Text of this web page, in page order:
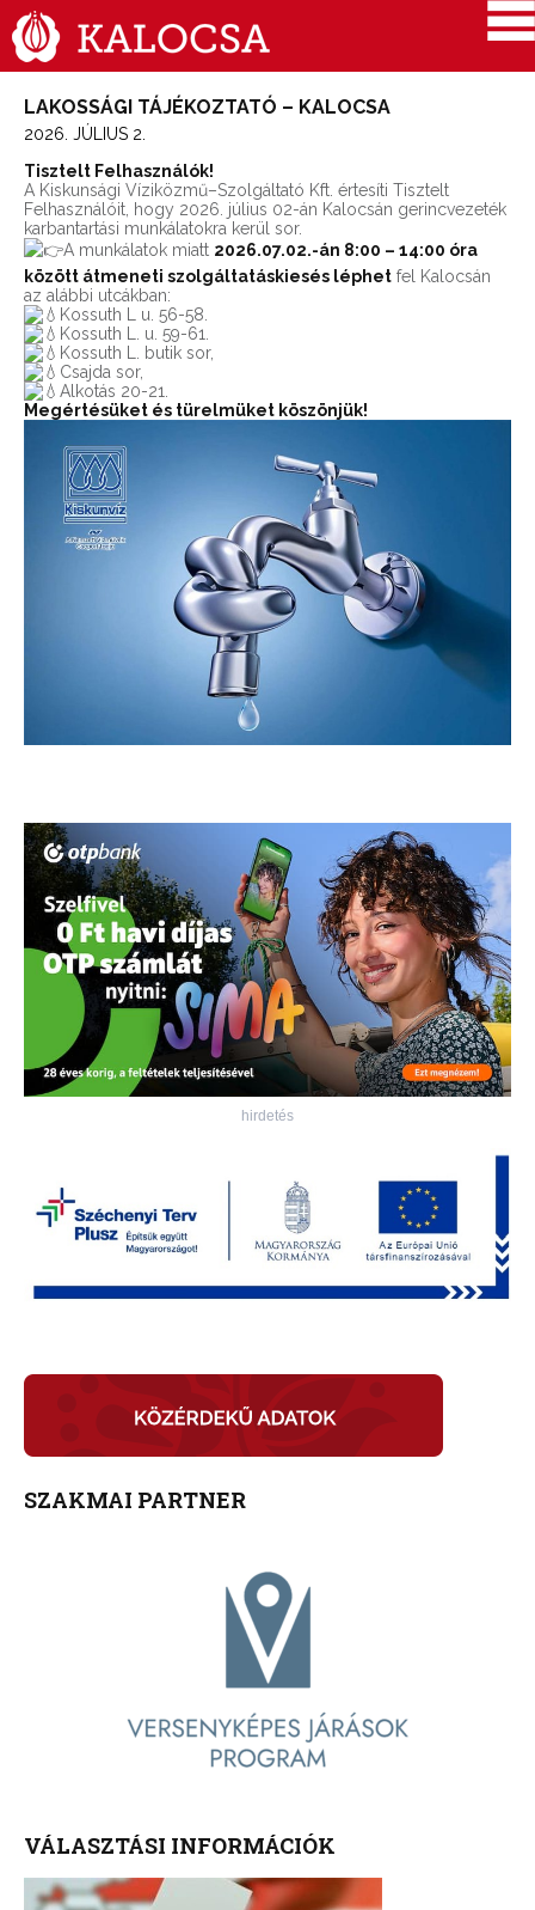
LAKOSSÁGI TÁJÉKOZTATÓ – KALOCSA
2026. JÚLIUS 2.
Tisztelt Felhasználók!
A Kiskunsági Víziközmű–Szolgáltató Kft. értesíti Tisztelt
Felhasználóit, hogy 2026. július 02-án Kalocsán gerincvezeték
karbantartási munkálatokra kerül sor.
A munkálatok miatt 2026.07.02.-án 8:00 – 14:00 óra
között átmeneti szolgáltatáskiesés léphet fel Kalocsán
az alábbi utcákban:
Kossuth L u. 56-58.
Kossuth L. u. 59-61.
Kossuth L. butik sor,
Csajda sor,
Alkotás 20-21.
Megértésüket és türelmüket köszönjük!
hirdetés
SZAKMAI PARTNER
VÁLASZTÁSI INFORMÁCIÓK